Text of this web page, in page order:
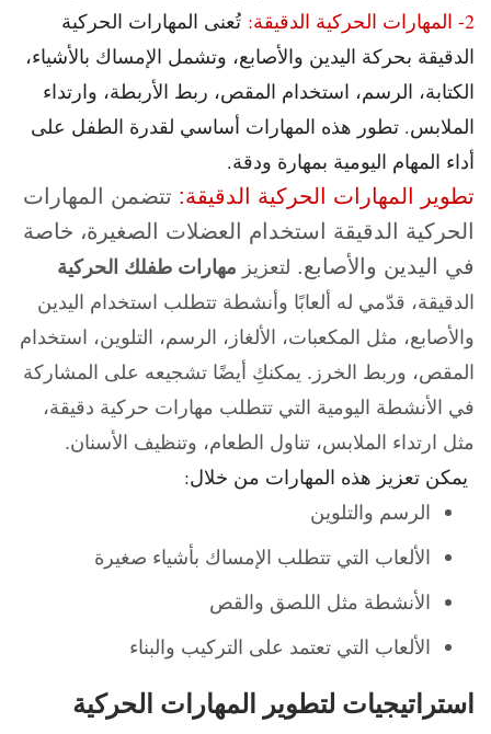
2- المهارات الحركية الدقيقة:
تُعنى المهارات الحركية
الدقيقة بحركة اليدين والأصابع، وتشمل الإمساك بالأشياء،
الكتابة، الرسم، استخدام المقص، ربط الأربطة، وارتداء
الملابس. تطور هذه المهارات أساسي لقدرة الطفل على
أداء المهام اليومية بمهارة ودقة.
تطوير المهارات الحركية الدقيقة: تتضمن المهارات
الحركية الدقيقة استخدام العضلات الصغيرة، خاصة
في اليدين والأصابع. لتعزيز مهارات طفلك الحركية
الدقيقة، قدّمي له ألعابًا وأنشطة تتطلب استخدام اليدين
والأصابع، مثل المكعبات، الألغاز، الرسم، التلوين، استخدام
المقص، وربط الخرز. يمكنكِ أيضًا تشجيعه على المشاركة
في الأنشطة اليومية التي تتطلب مهارات حركية دقيقة،
مثل ارتداء الملابس، تناول الطعام، وتنظيف الأسنان.
يمكن تعزيز هذه المهارات من خلال:
الرسم والتلوين
الألعاب التي تتطلب الإمساك بأشياء صغيرة
الأنشطة مثل اللصق والقص
الألعاب التي تعتمد على التركيب والبناء
استراتيجيات لتطوير المهارات الحركية